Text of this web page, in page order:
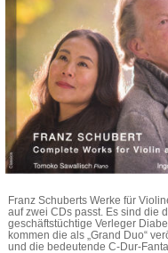
Franz Schuberts Werke für
auf zwei CDs passt. Es sind die
geschäftstüchtige Verleger
kommen die als „Grand Duo“
und die bedeutende C-Dur-